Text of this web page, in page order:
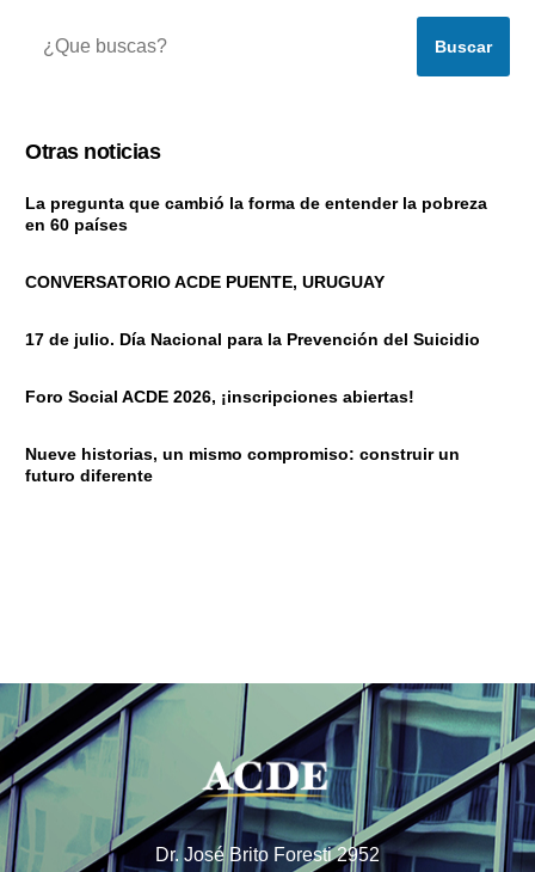
Buscar
Otras noticias
La pregunta que cambió la forma de entender la pobreza
en 60 países
CONVERSATORIO ACDE PUENTE, URUGUAY
17 de julio. Día Nacional para la Prevención del Suicidio
Foro Social ACDE 2026, ¡inscripciones abiertas!
Nueve historias, un mismo compromiso: construir un
futuro diferente
Dr. José Brito Foresti 2952